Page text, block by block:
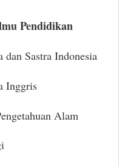
Pendidikan
dan Sastra Indonesia
Inggris
Alam